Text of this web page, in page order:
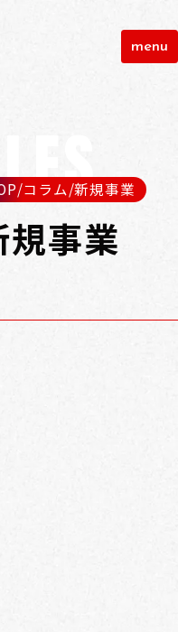
menu
規事業
/コラム/新規事業